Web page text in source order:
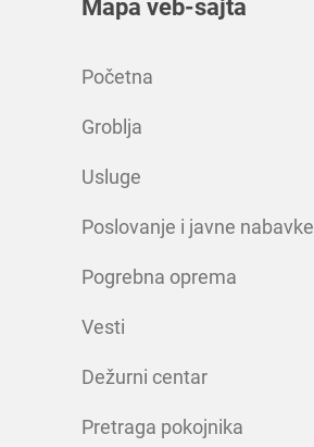
Mapa veb-sajta
Početna
Groblja
Usluge
Poslovanje i javne nabavke
Pogrebna oprema
Vesti
Dežurni centar
Pretraga pokojnika